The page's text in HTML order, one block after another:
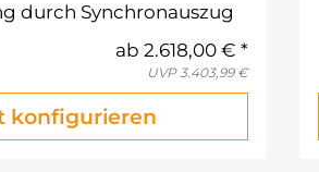
durch Synchronauszug
ab 2.618,00 €
UVP3.403,99 €
konfigurieren